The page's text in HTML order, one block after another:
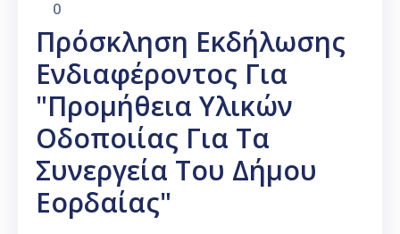
0
Πρόσκληση Εκδήλωσης
Ενδιαφέροντος Για
"Προμήθεια Υλικών
Οδοποιίας Για Τα
Συνεργεία Του Δήμου
Εορδαίας"